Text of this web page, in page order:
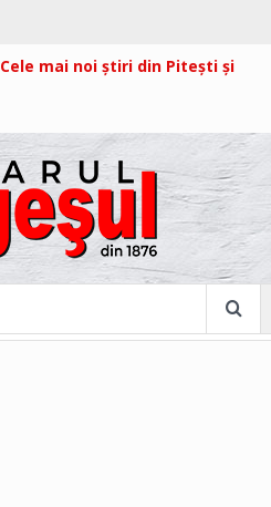
Cele mai noi știri din Pitești și